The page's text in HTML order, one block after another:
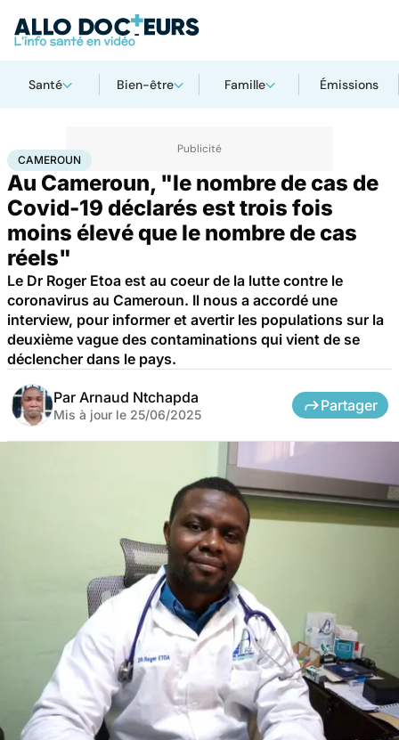
Santé Bien-être Famille Émissions
AccueilSanté Société Santé publiqueCameroun
CAMEROUN
Au Cameroun, "le nombre de cas de
Covid-19 déclarés est trois fois
moins élevé que le nombre de cas
réels"
Le Dr Roger Etoa est au coeur de la lutte contre le
coronavirus au Cameroun. Il nous a accordé une
interview, pour informer et avertir les populations sur la
deuxième vague des contaminations qui vient de se
déclencher dans le pays.
Par Arnaud Ntchapda
Mis à jour le 25/06/2025
Partager